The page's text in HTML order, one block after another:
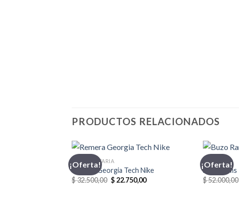
PRODUCTOS RELACIONADOS
¡Oferta!
INDUMENTARIA
Remera Georgia Tech Nike
$32.500,00 El
precio
$ 22.750,00El
¡Oferta!
BUZO
Buzo Rams
$52.000,00